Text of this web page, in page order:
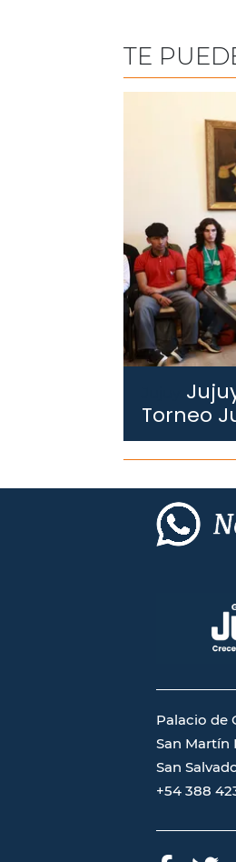
TE
Torneo
Palacio de
San Martín
San
+54 388